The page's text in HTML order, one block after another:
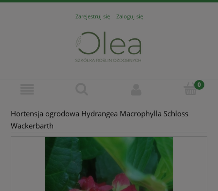
Zarejestruj się Zaloguj się
Hortensja ogrodowa Hydrangea Macrophylla Schloss
Wackerbarth